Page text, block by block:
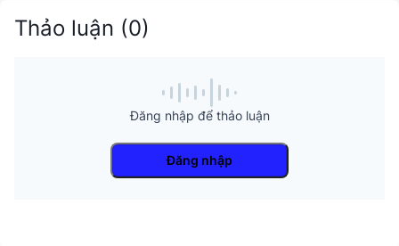
Thảo luận (0)
Đăng nhập để thảo luận
Đăng nhập